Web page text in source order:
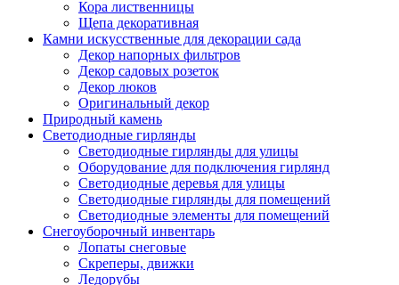
Кора лиственницы
Щепа декоративная
Камни искусственные для декорации сада
Декор напорных фильтров
Декор садовых розеток
Декор люков
Оригинальный декор
Природный камень
Светодиодные гирлянды
Светодиодные гирлянды для улицы
Оборудование для подключения гирлянд
Светодиодные деревья для улицы
Светодиодные гирлянды для помещений
Светодиодные элементы для помещений
Снегоуборочный инвентарь
Лопаты снеговые
Скреперы, движки
Ледорубы